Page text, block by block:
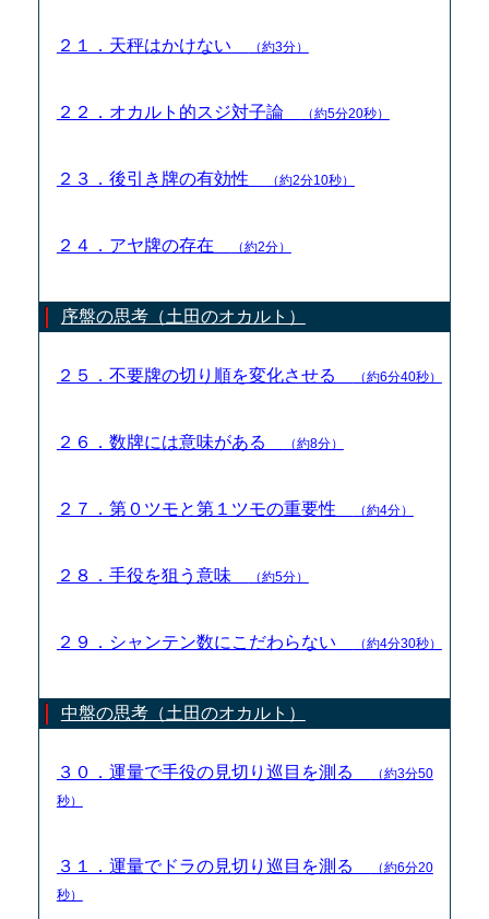
２１．天秤はかけない （約3分）
２２．オカルト的スジ対子論 （約5分20秒）
２３．後引き牌の有効性 （約2分10秒）
２４．アヤ牌の存在 （約2分）
序盤の思考（土田のオカルト）
２５．不要牌の切り順を変化させる （約6分40秒）
２６．数牌には意味がある （約8分）
２７．第０ツモと第１ツモの重要性 （約4分）
２８．手役を狙う意味 （約5分）
２９．シャンテン数にこだわらない （約4分30秒）
中盤の思考（土田のオカルト）
３０．運量で手役の見切り巡目を測る
（約3分50
秒）
３１．運量でドラの見切り巡目を測る
（約6分20
秒）